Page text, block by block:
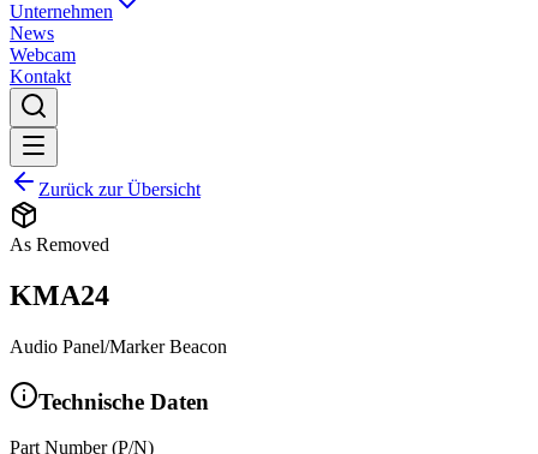
Unternehmen
News
Webcam
Kontakt
Zurück zur Übersicht
As Removed
KMA24
Audio Panel/Marker Beacon
Technische Daten
Part Number (P/N)